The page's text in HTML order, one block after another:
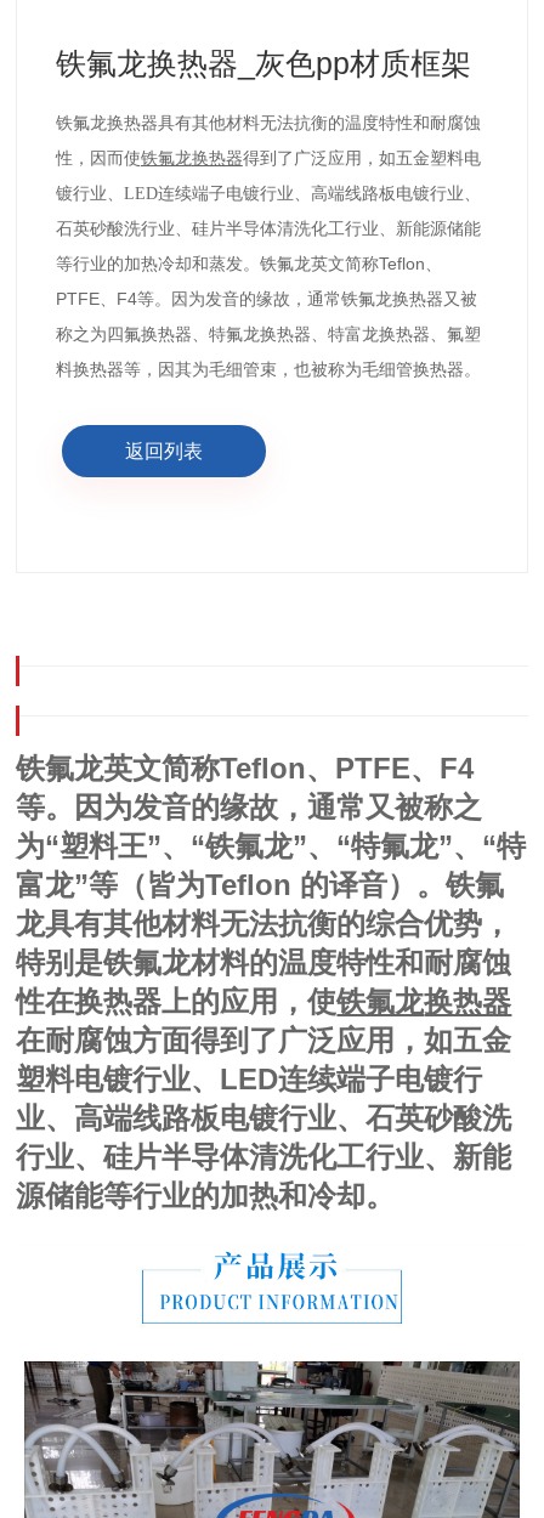
铁氟龙换热器_灰色pp材质框架
铁氟龙换热器具有其他材料无法抗衡的温度特性和耐腐蚀
性，因而使铁氟龙换热器得到了广泛应用，如五金塑料电
镀行业、LED连续端子电镀行业、高端线路板电镀行业、
石英砂酸洗行业、硅片半导体清洗化工行业、新能源储能
等行业的加热冷却和蒸发。 铁氟龙英文简称Teflon、
PTFE、 F4等。因为发音的缘故，通常铁氟龙换热器又被
称之为四氟换热器、特氟龙换热器、特富龙换热器、氟塑
料换热器等，因其为毛细管束，也被称为毛细管换热器。
返回列表
铁氟龙英文简称Teflon、 PTFE、 F4
等。因为发音的缘故，通常又被称之
为“塑料王”、“铁氟龙”、“特氟龙”、“特
富龙”等 （皆为Teflon 的译音）。铁氟
龙具有其他材料无法抗衡的综合优势，
特别是铁氟龙材料的温度特性和耐腐蚀
性在换热器上的应用，使铁氟龙换热器
在耐腐蚀方面得到了广泛应用，如五金
塑料电镀行业、LED连续端子电镀行
业、高端线路板电镀行业、石英砂酸洗
行业、硅片半导体清洗化工行业、新能
源储能等行业的加热和冷却。